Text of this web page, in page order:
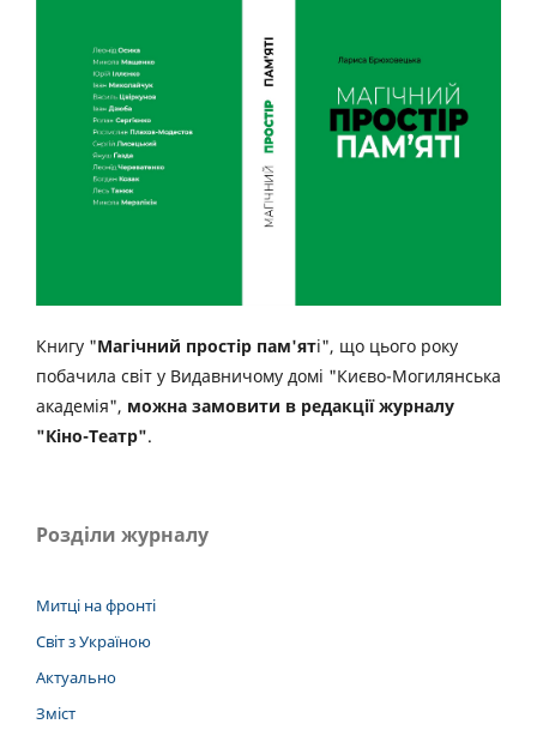
Книгу "Магічний простір пам'яті", що цього року
побачила світ у Видавничому домі "Києво-Могилянська
академія", можна замовити в редакції журналу
"Кіно-Театр".
Розділи журналу
Митці на фронті
Світ з Україною
Актуально
Зміст